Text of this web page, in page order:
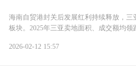
海南自贸港封关后发展红利持续释放，
板块。2025年三亚卖地面积、成交额均领
2026-02-12 15:57